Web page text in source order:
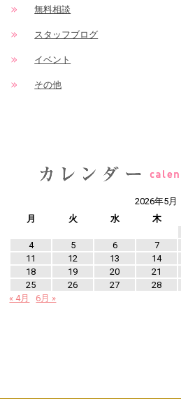
無料相談
スタッフブログ
イベント
その他
2026年5月
月
火 水 木
4
5 6 7
11
12 13 14
18
19 20 21
25
26 27 28
« 4月
6月 »